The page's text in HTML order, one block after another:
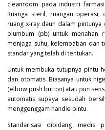
cleanroom pada industri
Ruanga steril, ruangan operasi,
ruang x-ray daun dalam
plumbum (pb) untuk menahan
menjaga suhu, kelembaban dan
standar yang telah di tentukan.
Untuk membuka tutupnya pintu
dan otomatis. Biasanya untuk
(elbow push button) atau pun
automatis supaya sesudah
menggenggam handle pintu.
Standarisasi dibidang medis